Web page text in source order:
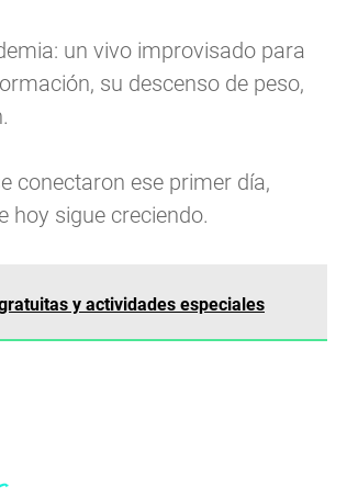
un vivo improvisado para
su descenso de peso,
conectaron ese primer día,
hoy sigue creciendo.
y actividades especiales